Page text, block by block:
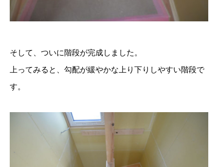
そして、ついに階段が完成しました。
上ってみると、勾配が緩やかな上り下りしやすい階段で
す。